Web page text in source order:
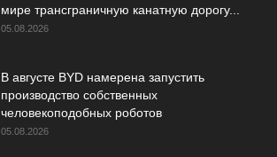
мире трансграничную канатную дорогу...
05.08.2026
В августе BYD намерена запустить
производство собственных
человекоподобных роботов
05.08.2026